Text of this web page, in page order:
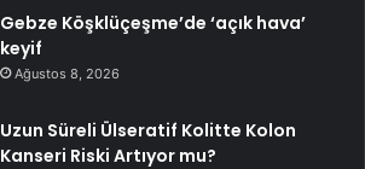
Gebze Köşklüçeşme’de ‘açık hava’
keyif
Ağustos 8, 2026
Uzun Süreli Ülseratif Kolitte Kolon
Kanseri Riski Artıyor mu?